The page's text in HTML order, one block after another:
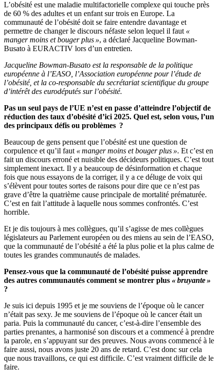
L’obésité est une maladie multifactorielle complexe qui touche près
de 60 % des adultes et un enfant sur trois en Europe. La
communauté de l’obésité doit se faire entendre davantage et
permettre de changer le discours néfaste selon lequel il faut «
manger moins et bouger plus », a déclaré Jacqueline Bowman-
Busato à EURACTIV lors d’un entretien.
Jacqueline Bowman-Busato est la responsable de la politique
européenne à l’EASO, l’Association européenne pour l’étude de
l’obésité, et la co-responsable du secrétariat scientifique du groupe
d’intérêt des eurodéputés sur l’obésité.
Pas un seul pays de l’UE n’est en passe d’atteindre l’objectif de
réduction des taux d’obésité d’ici 2025. Quel est, selon vous, l’un
des principaux défis ou problèmes ?
Beaucoup de gens pensent que l’obésité est une question de
corpulence et qu’il faut « manger moins et bouger plus ». Et c’est en
fait un discours erroné et nuisible des décideurs politiques. C’est tout
simplement inexact. Il y a beaucoup de désinformation et chaque
fois que nous essayons de la corriger, il y a ce déluge de voix qui
s’élèvent pour toutes sortes de raisons pour dire que ce n’est pas
grave d’être la quatrième cause principale de mortalité prématurée.
C’est en fait l’attitude à laquelle nous sommes confrontés. C’est
horrible.
Et je dis toujours à mes collègues, qu’il s’agisse de mes collègues
législateurs au Parlement européen ou des miens au sein de l’EASO,
que la communauté de l’obésité a été la plus polie et la plus calme de
toutes les grandes communautés de malades.
Pensez-vous que la communauté de l’obésité puisse apprendre
des autres communautés comment se montrer plus « bruyante »
?
Je suis ici depuis 1995 et je me souviens de l’époque où le cancer
n’était pas sexy. Je me souviens de l’époque où le cancer était un
paria. Puis la communauté du cancer, c’est-à-dire l’ensemble des
parties prenantes, a harmonisé son discours et a commencé à prendre
la parole, en s’appuyant sur des preuves. Nous avons commencé à le
faire aussi, nous avons juste 20 ans de retard. C’est donc sur cela
que nous travaillons, ce qui est difficile. C’est vraiment difficile de le
faire.